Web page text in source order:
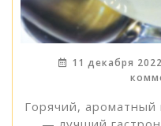
11 декабря 2022
Горячий, ароматный